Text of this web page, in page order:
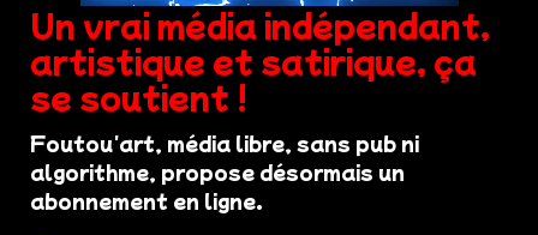
Un vrai média indépendant,
artistique et satirique, ça
se soutient !
Foutou'art, média libre, sans pub ni
algorithme, propose désormais un
abonnement en ligne.